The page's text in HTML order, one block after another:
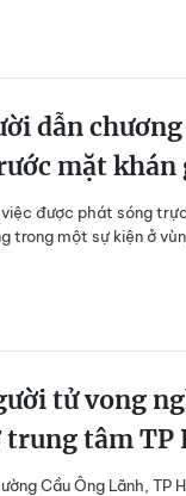
dẫn
mặt khán
việc được phát sóng
trong một sự kiện ở
tử vong
trung tâm TP
Cầu Ông Lãnh, TP